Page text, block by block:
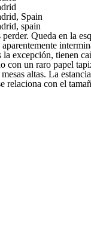
Queda en la
excepción, tienen
con un raro papel
altas. La
relaciona con el